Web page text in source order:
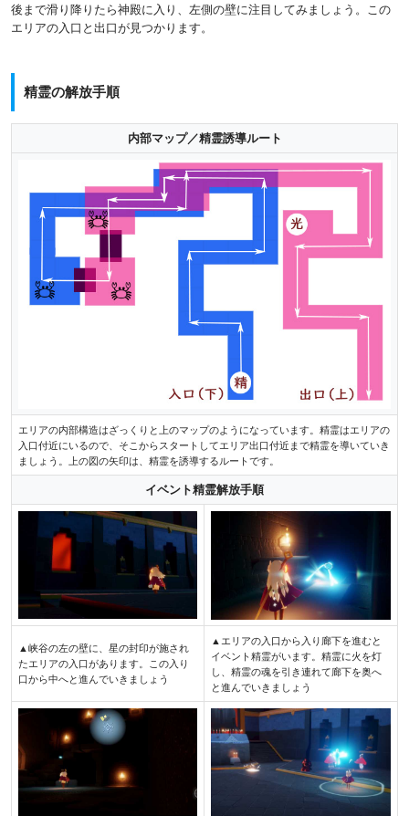
後まで滑り降りたら神殿に入り、左側の壁に注目してみましょう。この
エリアの入口と出口が見つかります。
精霊の解放手順
内部マップ／精霊誘導ルート
エリアの内部構造はざっくりと上のマップのようになっています。精霊はエリアの
入口付近にいるので、そこからスタートしてエリア出口付近まで精霊を導いていき
ましょう。上の図の矢印は、精霊を誘導するルートです。
イベント精霊解放手順
▲峡谷の左の壁に、星の封印が施され
たエリアの入口があります。この入り
口から中へと進んでいきましょう
▲エリアの入口から入り廊下を進むと
イベント精霊がいます。精霊に火を灯
し、精霊の魂を引き連れて廊下を奥へ
と進んでいきましょう